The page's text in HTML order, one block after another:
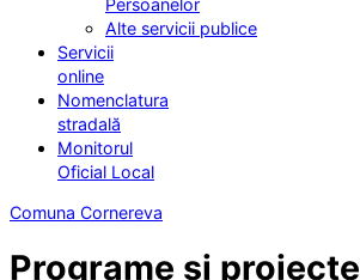
Persoanelor
Alte servicii publice
Servicii
online
Nomenclatura
stradală
Monitorul
Oficial Local
Comuna Cornereva
Programe și proiecte